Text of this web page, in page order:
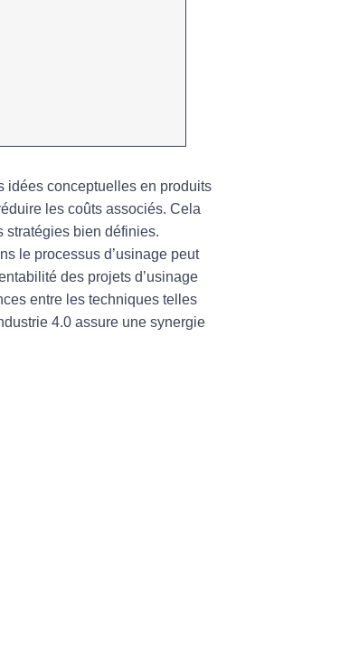
idées conceptuelles en produits
les coûts associés. Cela
stratégies bien définies.
le processus d’usinage peut
des projets d’usinage
entre les techniques telles
4.0 assure une synergie